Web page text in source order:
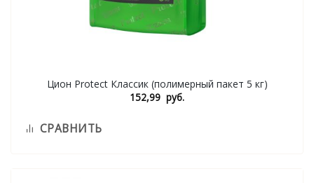
Цион Protect Классик (полимерный пакет 5 кг)
152,99 руб.
СРАВНИТЬ